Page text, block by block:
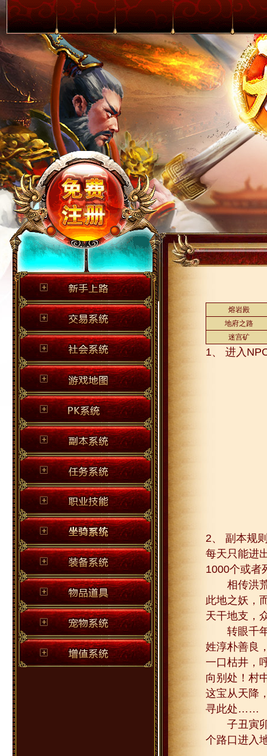
熔岩殿
地府之路
迷宫矿
1、 进入
2、 副本规
每天只能进
1000个或者
相传洪荒
此地之妖，
天干地支，
转眼千年
姓淳朴善良
一口枯井，
向别处！村
这宝从天降
寻此处……
子丑寅卯
个路口进入